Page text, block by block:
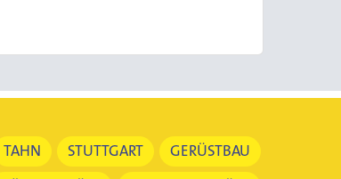
GERÜSTBAU
STUTTGART
TAHN